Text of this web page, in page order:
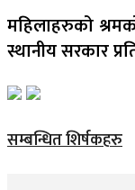
महिलाहरुको
स्थानीय सरकार
सम्बन्धित शिर्षकहरु